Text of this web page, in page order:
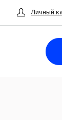
Личный